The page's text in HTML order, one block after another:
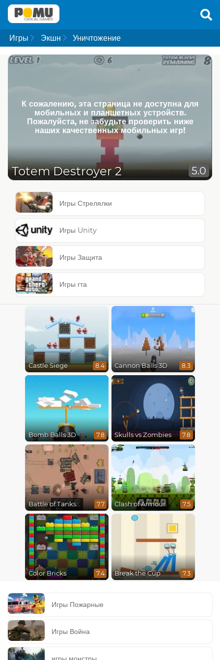
Игры Экшн Уничтожение
К сожалению, эта страница не доступна для
мобильных и планшетных устройств.
Пожалуйста, не забудьте проверить ниже
наших качественных мобильных игр!
Totem Destroyer 2 5.0
Игры Стрелялки
Игры Unity
Игры Защита
Игры гта
Castle Siege 8.4 Cannon Balls 3D 8.3
Bomb Balls 3D 7.8 Skulls vs Zombies 7.8
Battle of Tanks 7.7 Clash of Armour 7.5
Color Bricks 7.4 Break the Cup 7.3
Игры Пожарные
Игры Война